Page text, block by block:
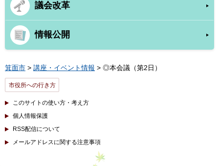
議会改革
情報公開
箕面市 > 講座・イベント情報 > ◎本会議（第2日）
市役所への行き方
このサイトの使い方・考え方
個人情報保護
RSS配信について
メールアドレスに関する注意事項